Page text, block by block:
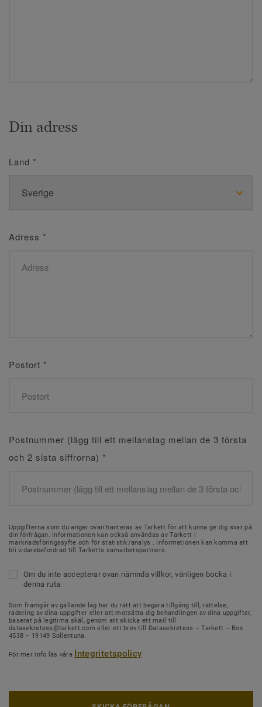
Din adress
Land *
Adress *
Postort *
Postnummer (lägg till ett mellanslag mellan de 3 första
och 2 sista siffrorna) *
Uppgifterna som du anger ovan hanteras av Tarkett för att kunna ge dig svar på
din förfrågan. Informationen kan också användas av Tarkett i
marknadsföringssyfte och för statistik/analys . Informationen kan komma att
bli vidarebefordrad till Tarketts samarbetspartners.
Om du inte accepterar ovan nämnda villkor, vänligen bocka i
denna ruta.
Som framgår av gällande lag har du rätt att begära tillgång till, rättelse,
radering av dina uppgifter eller att motsätta dig behandlingen av dina uppgifter,
baserat på legitima skäl, genom att skicka ett mail till
datasekretess@tarkett.com eller ett brev till Datasekretess – Tarkett – Box
4538 – 19149 Sollentuna.
För mer info läs våra Integritetspolicy